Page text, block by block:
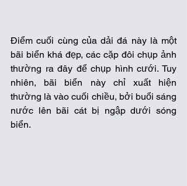
Điểm cuối cùng của dải đá này là một
bãi biển khá đẹp, các cặp đôi chụp ảnh
thường ra đây để chụp hình cưới. Tuy
nhiên, bãi biển này chỉ xuất hiện
thường là vào cuối chiều, bởi buổi sáng
nước lên bãi cát bị ngập dưới sóng
biển.